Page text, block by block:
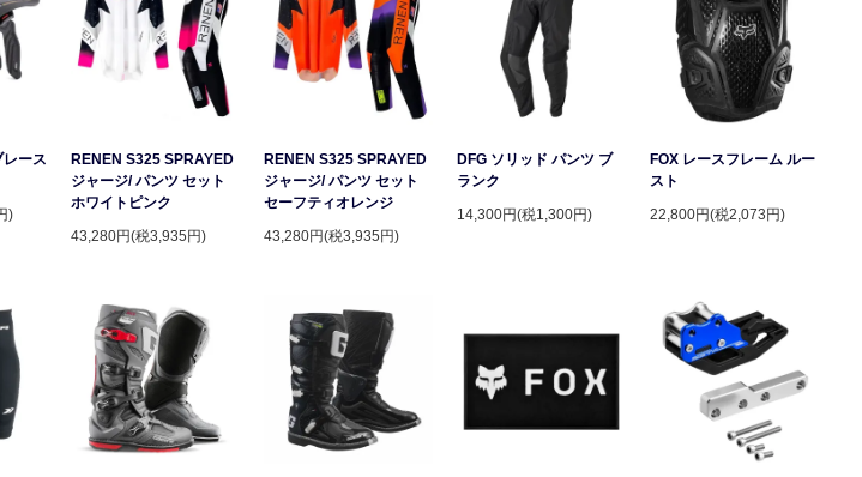
ース
)
RENEN S325 SPRAYED
ジャージ/ パンツ セット
ホワイトピンク
43,280円(税3,935円)
RENEN S325 SPRAYED
ジャージ/ パンツ セット
セーフティオレンジ
43,280円(税3,935円)
DFG ソリッド パンツ ブ
ランク
14,300円(税1,300円)
FOX レースフレーム ルー
スト
22,800円(税2,073円)